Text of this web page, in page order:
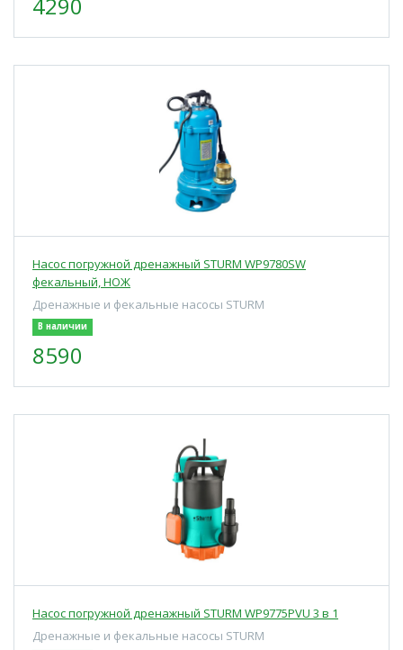
Насос погружной дренажный STURM WP9780SW
фекальный, НОЖ
Дренажные и фекальные насосы STURM
В наличии
8590
Насос погружной дренажный STURM WP9775PVU 3 в 1
Дренажные и фекальные насосы STURM